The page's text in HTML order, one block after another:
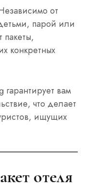
от
парой или
пакеты,
конкретных
гарантирует вам
что делает
ищущих
отеля